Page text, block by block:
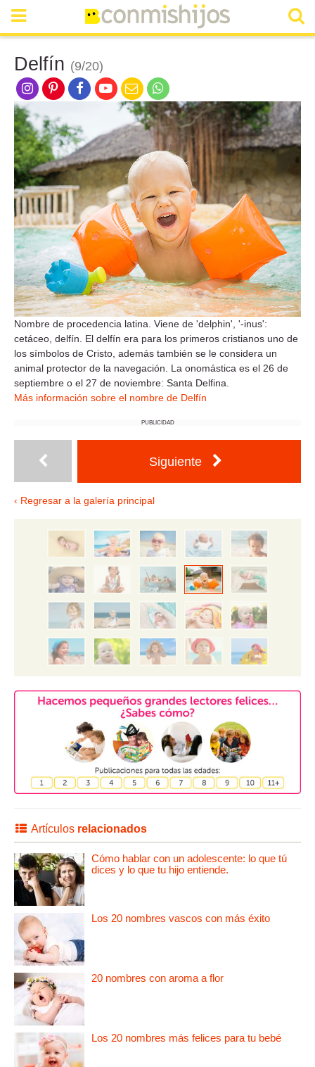
Delfín (9/20)
Nombre de procedencia latina. Viene de 'delphin', '-inus':
cetáceo, delfín. El delfín era para los primeros cristianos uno de
los símbolos de Cristo, además también se le considera un
animal protector de la navegación. La onomástica es el 26 de
septiembre o el 27 de noviembre: Santa Delfina.
Más información sobre el nombre de Delfín
PUBLICIDAD
Siguiente
‹ Regresar a la galería principal
Artículos relacionados
Cómo hablar con un adolescente: lo que tú
dices y lo que tu hijo entiende.
Los 20 nombres vascos con más éxito
20 nombres con aroma a flor
Los 20 nombres más felices para tu bebé